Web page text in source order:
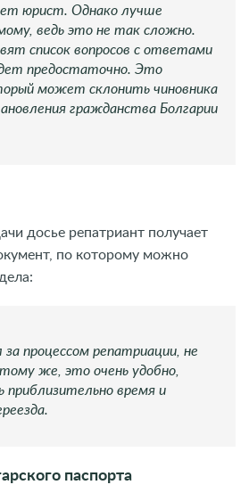
юрист. Однако лучше
ведь это не так сложно.
список вопросов с ответами
предостаточно. Это
может склонить чиновника
гражданства Болгарии
досье репатриант получает
по которому можно
за процессом репатриации, не
же, это очень удобно,
время и
паспорта